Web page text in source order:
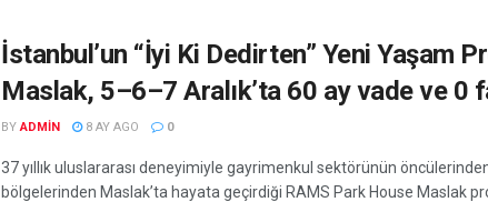
İstanbul’un “İyi Ki Dedirten” Yeni Yaşam
Maslak, 5–6–7 Aralık’ta 60 ay vade ve 0
BY ADMIN 8 AY AGO 0
37 yıllık uluslararası deneyimiyle gayrimenkul sektörünün
bölgelerinden Maslak’ta hayata geçirdiği RAMS Park House Maslak